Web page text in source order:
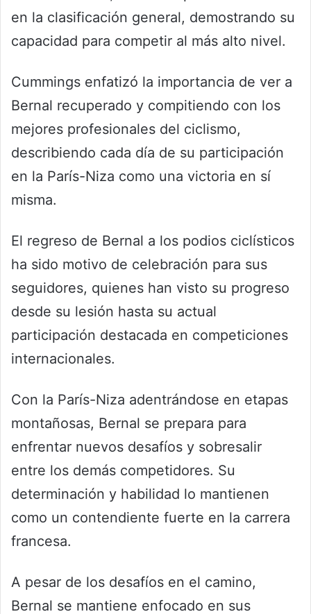
en la clasificación general, demostrando su
capacidad para competir al más alto nivel.
Cummings enfatizó la importancia de ver a
Bernal recuperado y compitiendo con los
mejores profesionales del ciclismo,
describiendo cada día de su participación
en la París-Niza como una victoria en sí
misma.
El regreso de Bernal a los podios ciclísticos
ha sido motivo de celebración para sus
seguidores, quienes han visto su progreso
desde su lesión hasta su actual
participación destacada en competiciones
internacionales.
Con la París-Niza adentrándose en etapas
montañosas, Bernal se prepara para
enfrentar nuevos desafíos y sobresalir
entre los demás competidores. Su
determinación y habilidad lo mantienen
como un contendiente fuerte en la carrera
francesa.
A pesar de los desafíos en el camino,
Bernal se mantiene enfocado en sus